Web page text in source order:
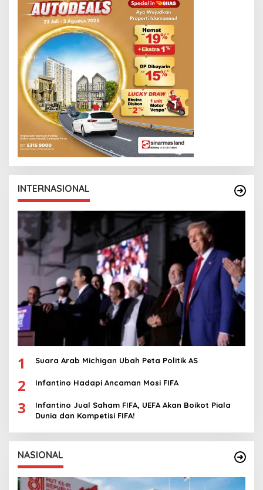
INTERNASIONAL
1 Suara Arab Michigan Ubah Peta Politik AS
2 Infantino Hadapi Ancaman Mosi FIFA
3
Infantino Jual Saham FIFA, UEFA Akan Boikot Piala
Dunia dan Kompetisi FIFA!
NASIONAL